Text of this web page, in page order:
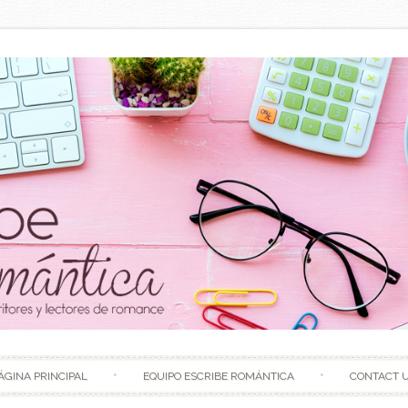
PRINCIPAL EQUIPO ESCRIBE ROMÁNTICA CONTACT